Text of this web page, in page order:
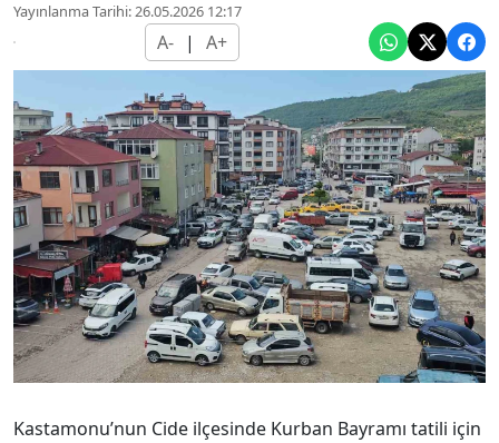
Yayınlanma Tarihi: 26.05.2026 12:17
A- | A+
Kastamonu’nun Cide ilçesinde Kurban Bayramı tatili için